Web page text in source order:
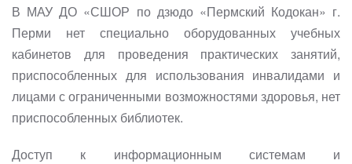
В МАУ ДО «СШОР по дзюдо «Пермский Кодокан» г.
Перми нет специально оборудованных учебных
кабинетов для проведения практических занятий,
приспособленных для использования инвалидами и
лицами с ограниченными возможностями здоровья, нет
приспособленных библиотек.
Доступ к информационным системам и